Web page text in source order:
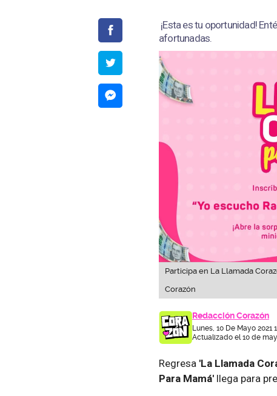
¡Esta es tu oportunidad!
afortunadas.
Participa en La Llamada
Corazón
Redacción Corazón
Lunes, 10 De Mayo 2021
Actualizado el 10 de
Regresa 'La Llamada
Para Mamá' llega para